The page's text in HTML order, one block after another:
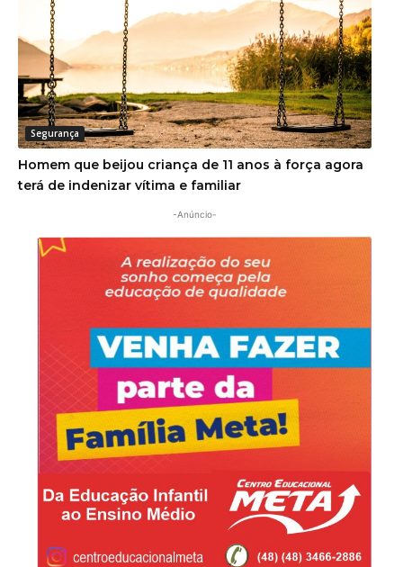
Segurança
Homem que beijou criança de 11 anos à força agora
terá de indenizar vítima e familiar
-Anúncio-